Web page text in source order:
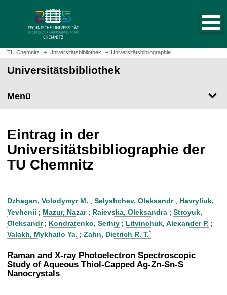
z
m
t
e
i
t
u
f
r
u
TU Chemnitz Universitätsbibliothek Universitätsbibliographie
Universitätsbibliothek
Menü
Eintrag in der
Universitätsbibliographie der
TU Chemnitz
Dzhagan, Volodymyr M. ; Selyshchev, Oleksandr; Havryliuk,
Yevhenii ; Mazur, Nazar; Raievska, Oleksandra ; Stroyuk,
Oleksandr; Kondratenko, Serhiy ; Litvinchuk, Alexander P. ;
Valakh, Mykhailo Ya. ; Zahn, Dietrich R. T.*
Raman and X-ray Photoelectron Spectroscopic
Study of Aqueous Thiol-Capped Ag-Zn-Sn-S
Nanocrystals